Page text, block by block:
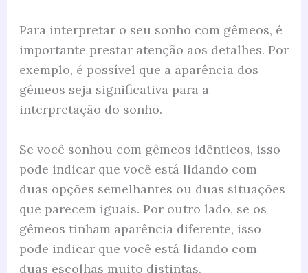
Para interpretar o seu sonho com gêmeos, é
importante prestar atenção aos detalhes. Por
exemplo, é possível que a aparência dos
gêmeos seja significativa para a
interpretação do sonho.
Se você sonhou com gêmeos idênticos, isso
pode indicar que você está lidando com
duas opções semelhantes ou duas situações
que parecem iguais. Por outro lado, se os
gêmeos tinham aparência diferente, isso
pode indicar que você está lidando com
duas escolhas muito distintas.